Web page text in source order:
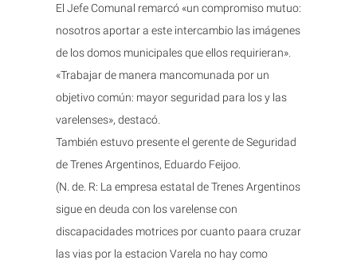
El Jefe Comunal remarcó «un compromiso mutuo:
nosotros aportar a este intercambio las imágenes
de los domos municipales que ellos requirieran».
«Trabajar de manera mancomunada por un
objetivo común: mayor seguridad para los y las
varelenses», destacó.
También estuvo presente el gerente de Seguridad
de Trenes Argentinos, Eduardo Feijoo.
(N. de. R: La empresa estatal de Trenes Argentinos
sigue en deuda con los varelense con
discapacidades motrices por cuanto paara cruzar
las vias por la estacion Varela no hay como